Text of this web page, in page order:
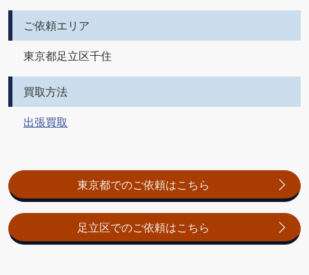
ご依頼エリア
東京都足立区千住
買取方法
出張買取
東京都でのご依頼はこちら
足立区でのご依頼はこちら